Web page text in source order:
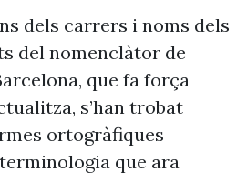
dels carrers i noms dels
del nomenclàtor de
que fa força
s’han trobat
ortogràfiques
que ara